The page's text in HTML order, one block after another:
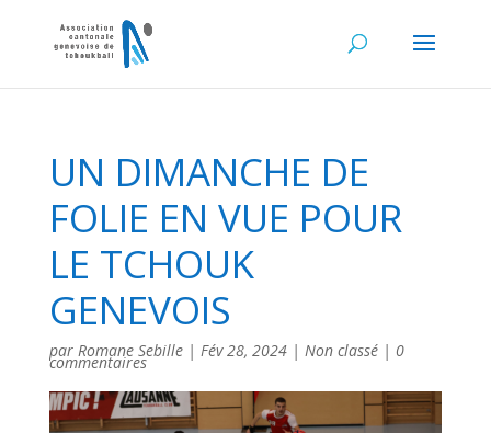
UN DIMANCHE DE
FOLIE EN VUE POUR
LE TCHOUK
GENEVOIS
par Romane Sebille| Fév 28, 2024| Non classé| 0
commentaires